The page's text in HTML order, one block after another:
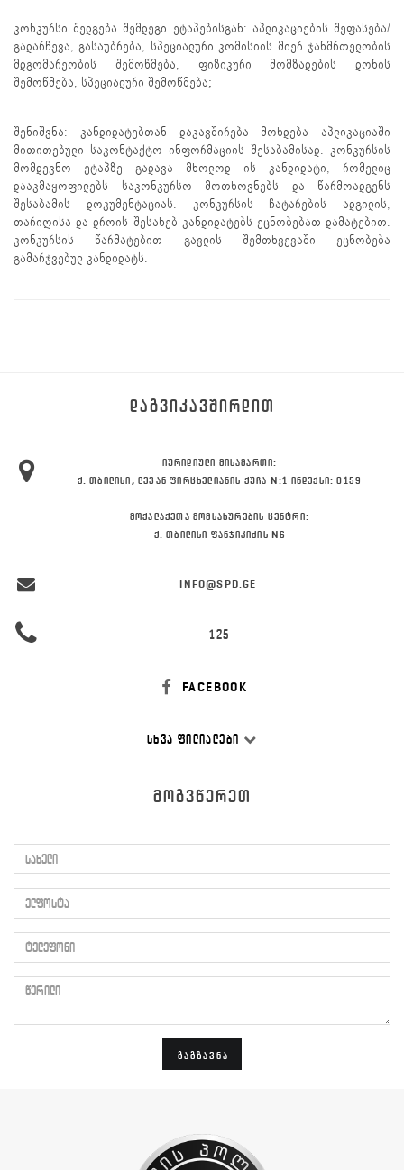
კონკურსი შედგება შემდეგი ეტაპებისგან: აპლიკაციების შეფასება/
გადარჩევა, გასაუბრება, სპეციალური კომისიის მიერ ჯანმრთელობის
მდგომარეობის შემოწმება, ფიზიკური მომზადების დონის
შემოწმება, სპეციალური შემოწმება;
შენიშვნა: კანდიდატებთან დაკავშირება მოხდება აპლიკაციაში
მითითებული საკონტაქტო ინფორმაციის შესაბამისად. კონკურსის
მომდევნო ეტაპზე გადავა მხოლოდ ის კანდიდატი, რომელიც
დააკმაყოფილებს საკონკურსო მოთხოვნებს და წარმოადგენს
შესაბამის დოკუმენტაციას. კონკურსის ჩატარების ადგილის,
თარიღისა და დროის შესახებ კანდიდატებს ეცნობებათ დამატებით.
კონკურსის წარმატებით გავლის შემთხვევაში ეცნობება
გამარჯვებულ კანდიდატს.
ᲓᲐᲒᲕᲘᲙᲐᲕᲨᲘᲠᲓᲘᲗ
ᲘᲣᲠᲘᲓᲘᲣᲚᲘ ᲛᲘᲡᲐᲛᲐᲠᲗᲘ:
Ქ. ᲗᲑᲘᲚᲘᲡᲘ, ᲚᲔᲕᲐᲜ ᲤᲘᲠᲪᲮᲔᲚᲘᲐᲜᲘᲡ ᲥᲣᲩᲐ N:1 ᲘᲜᲓᲔᲥᲡᲘ: 0159
ᲛᲝᲥᲐᲚᲐᲥᲔᲗᲐ ᲛᲝᲛᲡᲐᲮᲣᲠᲔᲑᲘᲡ ᲪᲔᲜᲢᲠᲘ:
Ქ. ᲗᲑᲘᲚᲘᲡᲘ ᲤᲐᲜᲯᲘᲙᲘᲫᲘᲡ N6
INFO@SPD.GE
125
FACEBOOK
ᲡᲮᲕᲐ ᲤᲘᲚᲘᲐᲚᲔᲑᲘ
ᲛᲝᲒᲕᲬᲔᲠᲔᲗ
ᲒᲐᲒᲖᲐᲕᲜᲐ